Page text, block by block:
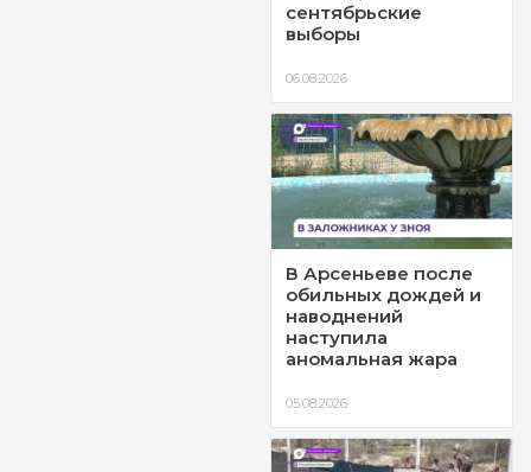
сентябрьские
выборы
06.08.2026
В Арсеньеве после
обильных дождей и
наводнений
наступила
аномальная жара
05.08.2026